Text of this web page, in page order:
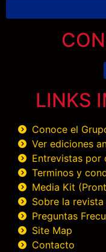
LINKS
Conoce el
Ver ediciones
Entrevistas por
Terminos y
Media Kit
Sobre la
Preguntas
Site Map
Contacto